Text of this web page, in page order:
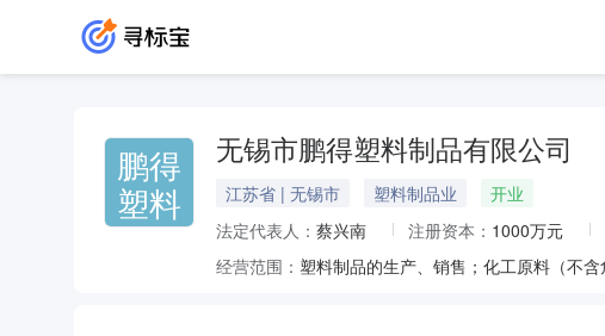
鹏得
塑料
无锡市鹏得塑料制品有限公司
江苏省 | 无锡市 塑料制品业
开业
法定代表人： 蔡兴南 注册资本： 1000万元
经营范围：